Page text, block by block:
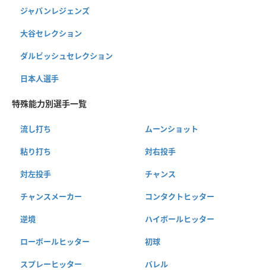
ジャパンレジェンズ
大谷セレクション
ダルビッシュセレクション
日本人選手
特殊能力別選手一覧
流し打ち ムーンショット
粘り打ち 対右投手
対左投手 チャンス
チャンスメーカー コンタクトヒッター
逆境 ハイボールヒッター
ローボールヒッター 初球
スプレーヒッター バレル